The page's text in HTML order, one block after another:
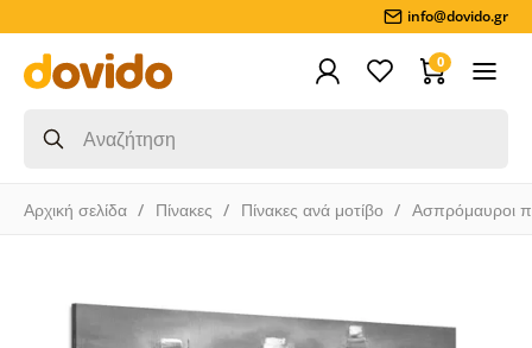
info@dovido.gr
0
Αρχική σελίδα Πίνακες Πίνακες ανά μοτίβο Ασπρόμαυροι